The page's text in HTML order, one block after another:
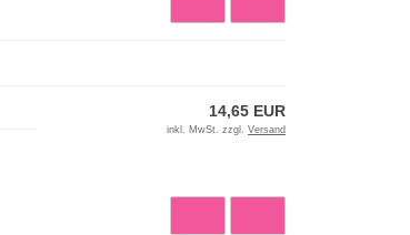
14,65 EUR
inkl. MwSt. zzgl. Versand